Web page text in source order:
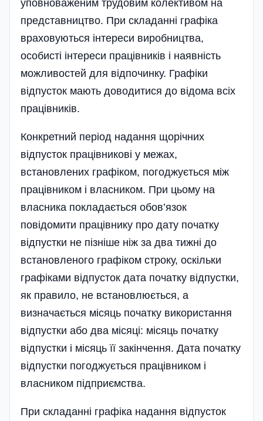
уповноваженим трудовим колективом на
представництво. При складанні графіка
враховуються інтереси виробництва,
особисті інтереси працівників і наявність
можливостей для відпочинку. Графіки
відпусток мають доводитися до відома всіх
працівників.
Конкретний період надання щорічних
відпусток працівникові у межах,
встановлених графіком, погоджується між
працівником і власником. При цьому на
власника покладається обов’язок
повідомити працівнику про дату початку
відпустки не пізніше ніж за два тижні до
встановленого графіком строку, оскільки
графіками відпусток дата початку відпустки,
як правило, не встановлюється, а
визначається місяць початку використання
відпустки або два місяці: місяць початку
відпустки і місяць її закінчення. Дата початку
відпустки пого­джується працівником і
власником під­приємства.
При складанні графіка надання відпусток